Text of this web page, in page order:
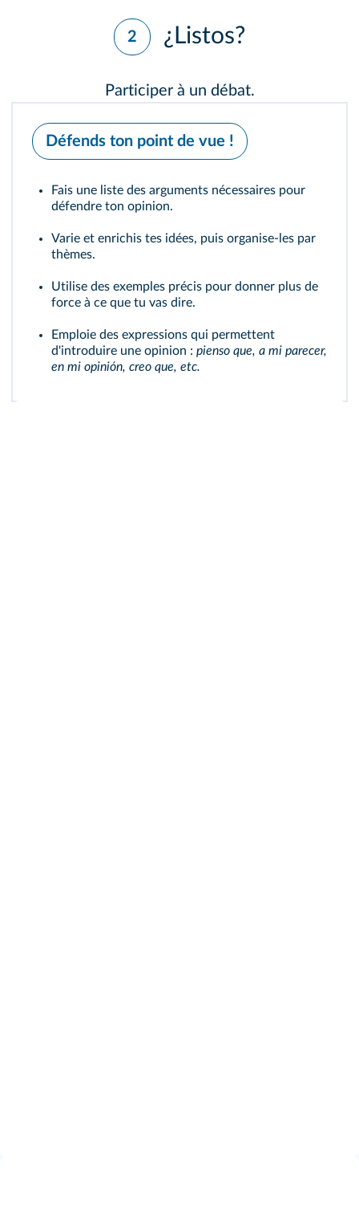
2 ¿Listos?
Participer à un débat.
Défends ton point de vue !
Fais une liste des arguments nécessaires pour
défendre ton opinion.
Varie et enrichis tes idées, puis organise-les par
thèmes.
Utilise des exemples précis pour donner plus de
force à ce que tu vas dire.
Emploie des expressions qui permettent
d'introduire une opinion : pienso que, a mi parecer,
en mi opinión, creo que, etc.